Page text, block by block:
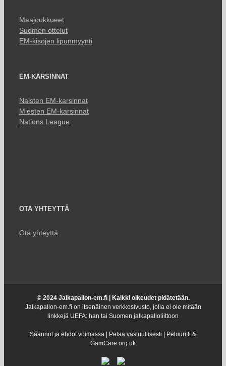
Maajoukkueet
Suomen ottelut
EM-kisojen lipunmyynti
EM-KARSINNAT
Naisten EM-karsinnat
Miesten EM-karsinnat
Nations League
OTA YHTEYTTÄ
Ota yhteyttä
© 2024 Jalkapallon-em.fi | Kaikki oikeudet pidätetään.
Jalkapallon-em.fi on itsenäinen verkkosivusto, jolla ei ole mitään
linkkejä UEFA: han tai Suomen jalkapalloliittoon
Säännöt ja ehdot voimassa | Pelaa vastuullisesti | Peluuri.fi &
GamCare.org.uk